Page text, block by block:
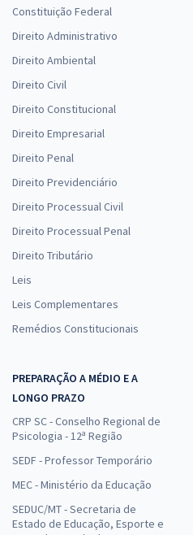
Constituição Federal
Direito Administrativo
Direito Ambiental
Direito Civil
Direito Constitucional
Direito Empresarial
Direito Penal
Direito Previdenciário
Direito Processual Civil
Direito Processual Penal
Direito Tributário
Leis
Leis Complementares
Remédios Constitucionais
PREPARAÇÃO A MÉDIO E A
LONGO PRAZO
CRP SC - Conselho Regional de
Psicologia - 12ª Região
SEDF - Professor Temporário
MEC - Ministério da Educação
SEDUC/MT - Secretaria de
Estado de Educação, Esporte e